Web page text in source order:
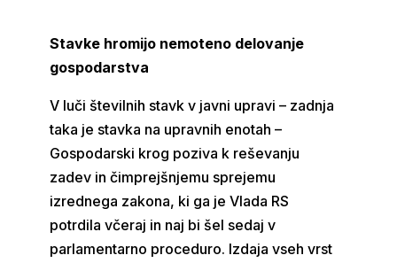
Stavke hromijo nemoteno delovanje
gospodarstva
V luči številnih stavk v javni upravi – zadnja
taka je stavka na upravnih enotah –
Gospodarski krog poziva k reševanju
zadev in čimprejšnjemu sprejemu
izrednega zakona, ki ga je Vlada RS
potrdila včeraj in naj bi šel sedaj v
parlamentarno proceduro. Izdaja vseh vrst